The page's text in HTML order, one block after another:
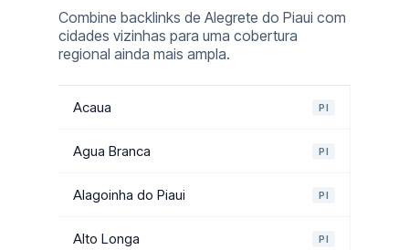
Combine backlinks de Alegrete do Piaui com
cidades vizinhas para uma cobertura
regional ainda mais ampla.
Acaua PI
Agua Branca PI
Alagoinha do Piaui PI
Alto Longa PI